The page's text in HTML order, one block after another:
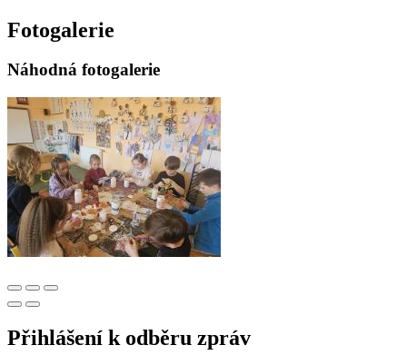
Fotogalerie
Náhodná fotogalerie
Přihlášení k odběru zpráv